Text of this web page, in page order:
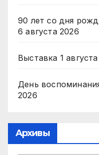
90 лет со дня
6 августа 2026
Выставка 1
День
2026
Архивы